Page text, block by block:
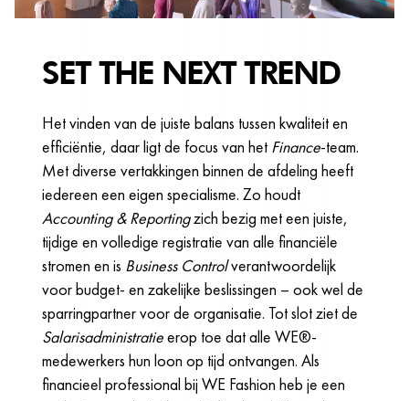
SET THE NEXT TREND
Het vinden van de juiste balans tussen kwaliteit en
efficiëntie, daar ligt de focus van het Finance-team.
Met diverse vertakkingen binnen de afdeling heeft
iedereen een eigen specialisme. Zo houdt
Accounting & Reportingzich bezig met een juiste,
tijdige en volledige registratie van alle financiële
stromen en is Business Controlverantwoordelijk
voor budget- en zakelijke beslissingen – ook wel de
sparringpartner voor de organisatie. Tot slot ziet de
Salarisadministratieerop toe dat alle WE®-
medewerkers hun loon op tijd ontvangen. Als
financieel professional bij WE Fashion heb je een